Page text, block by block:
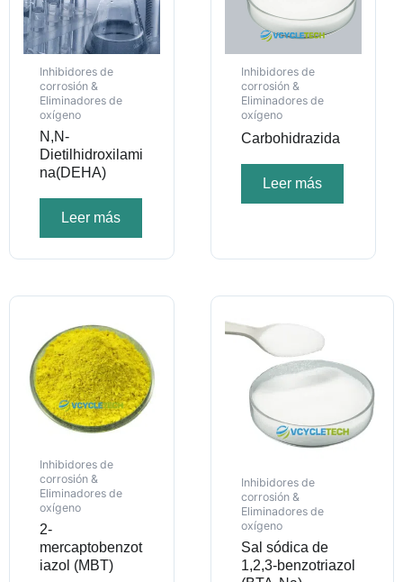
Inhibidores de
corrosión &
Eliminadores de
oxígeno
N,N-
Dietilhidroxilami
na(DEHA)
Leer más
Inhibidores de
corrosión &
Eliminadores de
oxígeno
Carbohidrazida
Leer más
Inhibidores de
corrosión &
Eliminadores de
oxígeno
2-
mercaptobenzot
iazol (MBT)
Inhibidores de
corrosión &
Eliminadores de
oxígeno
Sal sódica de
1,2,3-benzotriazol